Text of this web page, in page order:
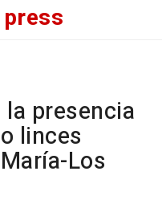
press
presencia
linces
Los